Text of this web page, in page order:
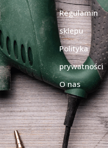
Regulamin
sklepu
Polityka
prywatności
O nas